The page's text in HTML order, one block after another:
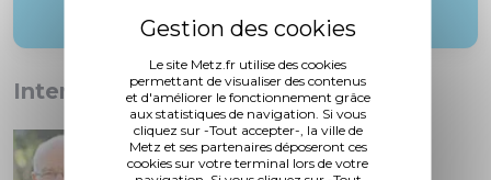
Le site Metz.fr utilise des cookies
permettant de visualiser des contenus
et d'améliorer le fonctionnement grâce
aux statistiques de navigation. Si vous
cliquez sur -Tout accepter-, la ville de
Metz et ses partenaires déposeront ces
cookies sur votre terminal lors de votre
Interventions :